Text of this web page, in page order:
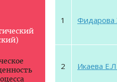
1 Фидарова
2 Икаева